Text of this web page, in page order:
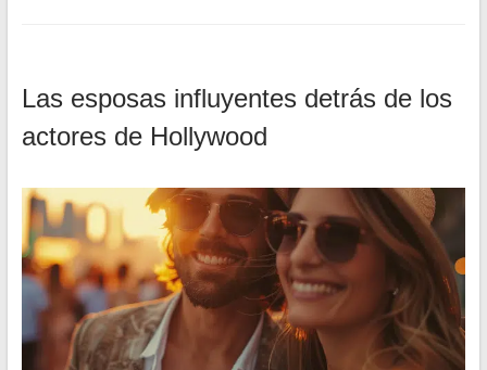
Las esposas influyentes detrás de los
actores de Hollywood